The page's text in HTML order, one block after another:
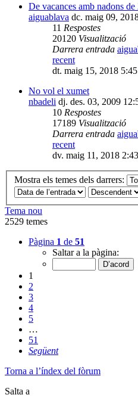
De vacances amb nadons
aiguablava dc. maig 09,
11 Respostes
20120 Visualització
Darrera entrada
recent
dt. maig 15, 2018
No vol el xumet
nbadeli dj. des. 03, 2009
10 Respostes
17189 Visualització
Darrera entrada
recent
dv. maig 11, 2018
Mostra els temes dels darrers:
Tema nou
2529 temes
Pàgina 1 de 51
Saltar a la pàgina:
1
2
3
4
5
…
51
Següent
Torna a l’índex del fòrum
Salta a